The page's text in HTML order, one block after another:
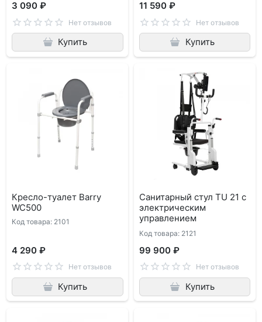
3 090 ₽
Нет отзывов
Купить
11 590 ₽
Нет отзывов
Купить
Кресло-туалет Barry
WC500
Код товара: 2101
4 290 ₽
Нет отзывов
Купить
Санитарный стул TU 21 с
электрическим
управлением
Код товара: 2121
99 900 ₽
Нет отзывов
Купить